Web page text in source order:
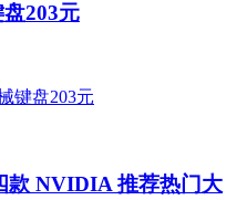
203元
款 NVIDIA 推荐热门大